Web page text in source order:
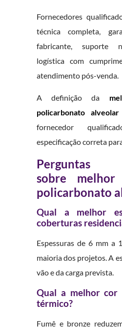
Fornecedores
técnica completa,
fabricante, suporte
logística com
atendimento pós-venda.
A definição da
policarbonato alveolar
fornecedor
especificação correta
Perguntas
sobre
policarbonato
Qual a melhor
coberturas
Espessuras de 6 mm a
maioria dos projetos. A
vão e da carga prevista.
Qual a melhor cor
térmico?
Fumê e bronze